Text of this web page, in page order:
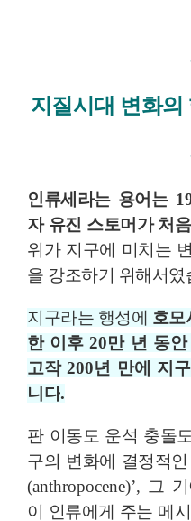
지질시대 변화의
인류세라는 용어는
자 유진 스토머가 처
위가 지구에 미치는
을 강조하기 위해서였
지구라는 행성에 호모
한 이후20만 년 동
고작200년 만에 지
니다.
판 이동도 운석 충돌
구의 변화에 결정적
(anthropocene)’, 그
이 인류에게 주는 메